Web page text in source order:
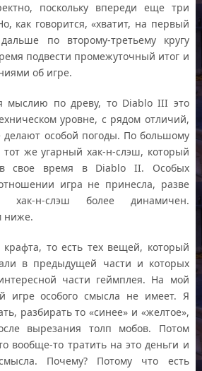
поскольку впереди еще три
как говорится, «хватит, на первый
по второму-третьему кругу
подвести промежуточный итог и
об игре.
мыслию по древу, то Diablo III это
уровне, с рядом отличий,
делают особой погоды. По большому
же угарный хак-н-слэш, который
в свое время в Diablo II. Особых
игра не принесла, разве
н-слэш более динамичен.
ниже.
то есть тех вещей, который
в предыдущей части и которых
части геймплея. На мой
игре особого смысла не имеет. Я
разбирать то «синее» и «желтое»,
вырезания толп мобов. Потом
вообще-то тратить на это деньги и
Почему? Потому что есть